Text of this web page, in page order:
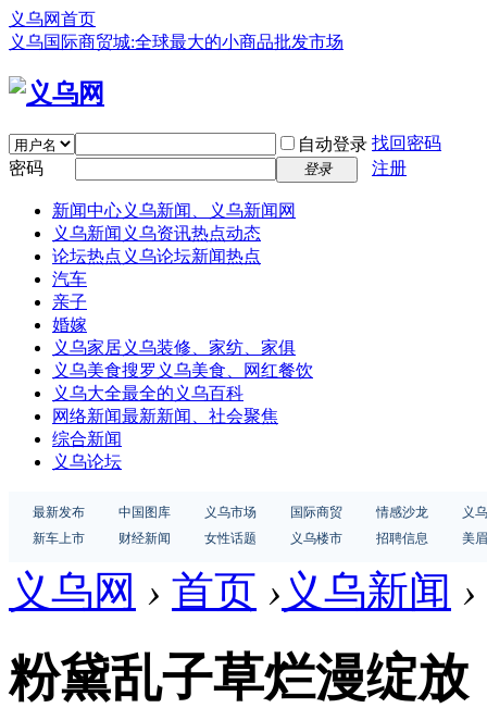
义乌网首页
义乌国际商贸城:全球最大的小商品批发市场
自动登录 找回密码
密码
登录 注册
新闻中心义乌新闻、义乌新闻网
义乌新闻 义乌资讯热点动态
论坛热点 义乌论坛新闻热点
汽车
亲子
婚嫁
义乌家居义乌装修、家纺、家俱
义乌美食搜罗义乌美食、网红餐饮
义乌大全最全的义乌百科
网络新闻最新新闻、社会聚焦
综合新闻
义乌论坛
最新发布 中国图库 义乌市场 国际商贸 情感沙龙
义
新车上市
财经新闻 女性话题 义乌楼市 招聘信息 美
义乌网 › 首页 › 义乌新闻 ›
粉黛乱子草烂漫绽放